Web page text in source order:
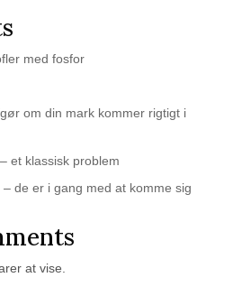
med fosfor
om din mark kommer rigtigt i
et klassisk problem
– de er i gang med at komme sig
at vise.